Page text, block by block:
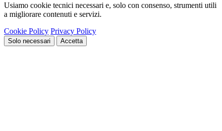
Usiamo cookie tecnici necessari e, solo con consenso, strumenti utili
a migliorare contenuti e servizi.
Cookie Policy Privacy Policy
Solo necessari Accetta